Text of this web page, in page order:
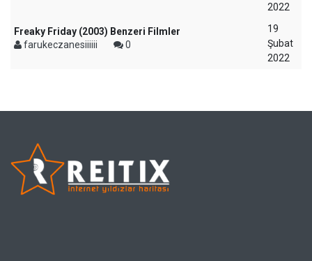
2022
Freaky Friday (2003) Benzeri Filmler
farukeczanesiiiiii
0
19
Şubat
2022